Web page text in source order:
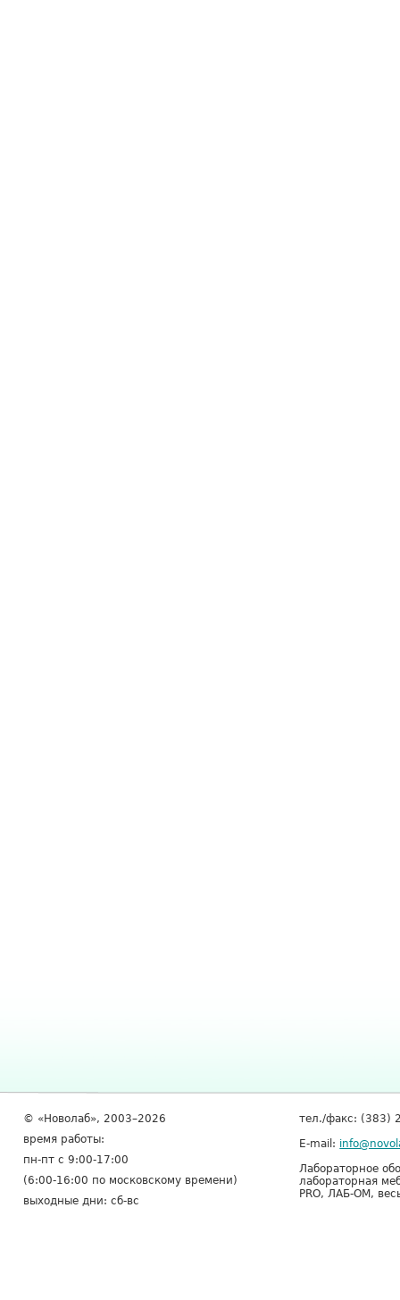
© «Новолаб», 2003–2026
время работы:
пн-пт с 9:00-17:00
(6:00-16:00 по московскому времени)
выходные дни: сб-вс
тел./факс: (383)
E-mail:
Лабораторное
лабораторная
PRO, ЛАБ-ОМ,